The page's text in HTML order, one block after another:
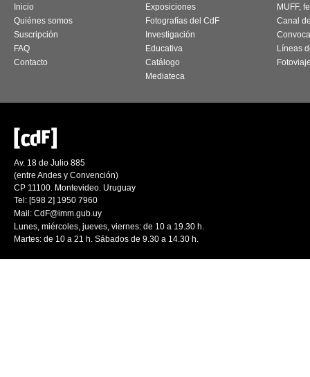
Inicio
Quiénes somos
Suscripción
FAQ
Contacto
Exposiciones
Fotografías del CdF
Investigación
Educativa
Catálogo
Mediateca
MUFF,
Canal
Líneas
Av. 18 de Julio 885
(entre Andes y Convención)
CP 11100. Montevideo. Uruguay
Tel: [598 2] 1950 7960
Mail: CdF@imm.gub.uy
Lunes, miércoles, jueves, viernes: de 10 a 19.30 h.
Martes: de 10 a 21 h. Sábados de 9.30 a 14.30 h.